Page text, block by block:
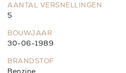
AANTAL VERSNELLINGEN
5
BOUWJAAR
30-06-1989
BRANDSTOF
Benzine